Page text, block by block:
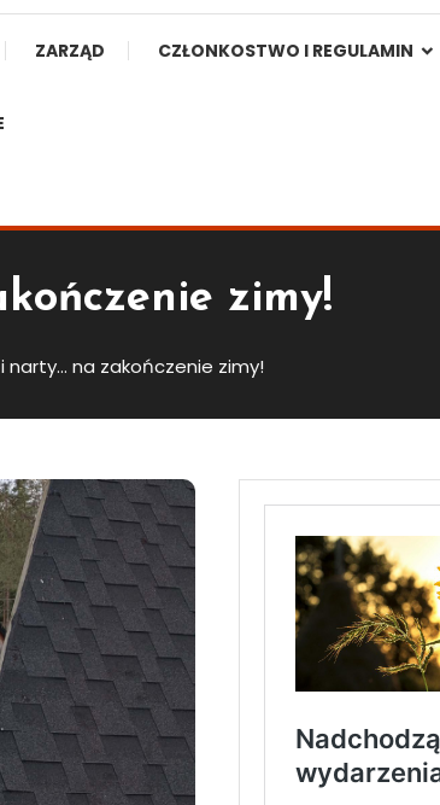
ZARZĄD CZŁONKOSTWO I REGULAMIN
zimy!
i narty… na zakończenie zimy!